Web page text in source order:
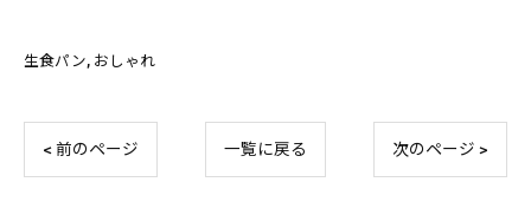
生食パン おしゃれ
< 前のページ 一覧に戻る 次のページ >